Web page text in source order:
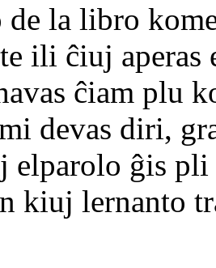
la libro
ili ĉiuj aperas
ĉiam plu
devas diri,
elparolo ĝis
kiuj lernanto